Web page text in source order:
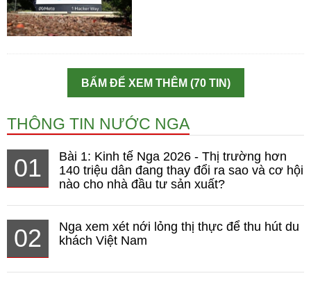
BẤM ĐỂ XEM THÊM (70 TIN)
THÔNG TIN NƯỚC NGA
01
Bài 1: Kinh tế Nga 2026 - Thị trường hơn
140 triệu dân đang thay đổi ra sao và cơ hội
nào cho nhà đầu tư sản xuất?
02
Nga xem xét nới lỏng thị thực để thu hút du
khách Việt Nam